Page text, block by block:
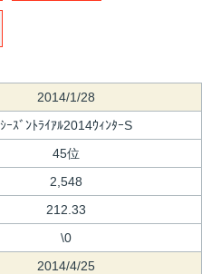
2014/1/28
ｼｰｽﾞﾝﾄﾗｲｱﾙ2014ｳｨﾝﾀｰS
45位
2,548
212.33
\0
2014/4/25